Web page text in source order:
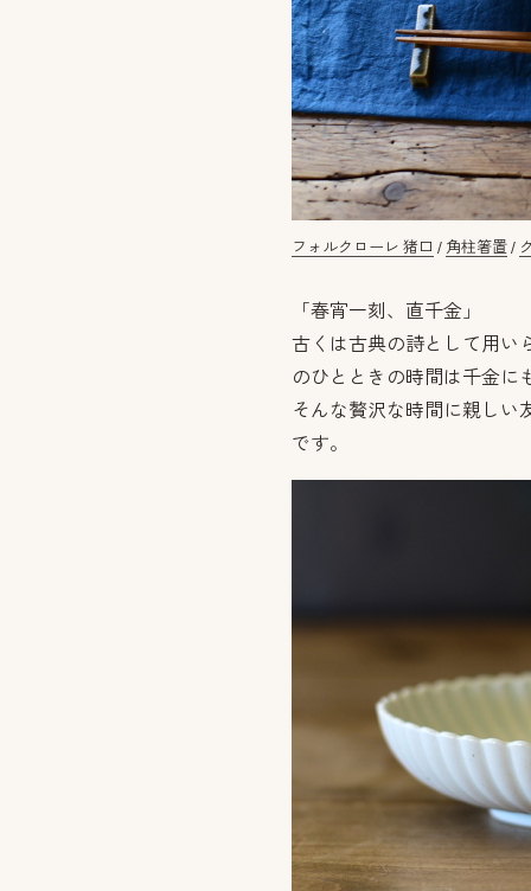
フォルクローレ 猪口 / 角柱箸置 /
「春宵一刻、直千金」
古くは古典の詩として用い
のひとときの時間は千金に
そんな贅沢な時間に親しい
です。